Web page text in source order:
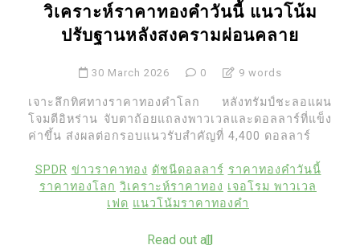
วิเคราะห์ราคาทองคำวันนี้ แนวโน้ม
ปรับฐานหลังสงครามผ่อนคลาย
30 March 2026 0 9 words
เจาะลึกทิศทางราคาทองคำโลก หลังทรัมป์ชะลอแผน
โจมตีอิหร่าน จับตาถ้อยแถลงพาวเวลและดอลลาร์ที่แข็ง
ค่าขึ้น ส่งผลต่อกรอบแนวรับสำคัญที่ 4,400 ดอลลาร์
SPDR ข่าวราคาทอง ดัชนีดอลลาร์ ราคาทองคำวันนี้
ราคาทองโลก วิเคราะห์ราคาทอง เจอโรม พาวเวล
เฟด แนวโน้มราคาทองคำ
Read out all